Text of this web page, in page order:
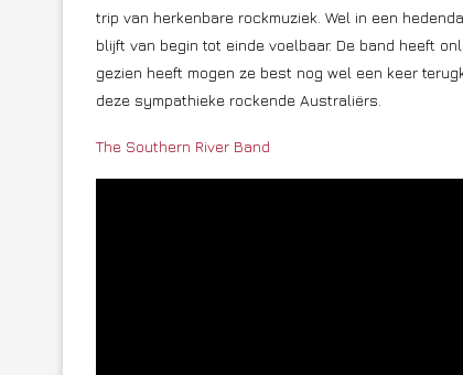
trip van herkenbare rockmuziek. Wel in een
blijft van begin tot einde voelbaar. De band heeft
gezien heeft mogen ze best nog wel een keer
deze sympathieke rockende Australiërs.
The Southern River Band